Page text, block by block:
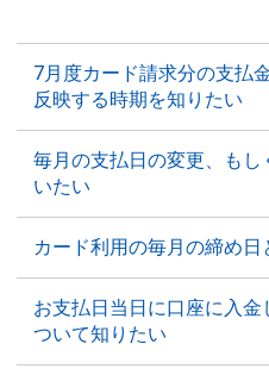
7月度カード請求分の支払
反映する時期を知りたい
毎月の支払日の変更、も
いたい
カード利用の毎月の締め
お支払日当日に口座に入
ついて知りたい